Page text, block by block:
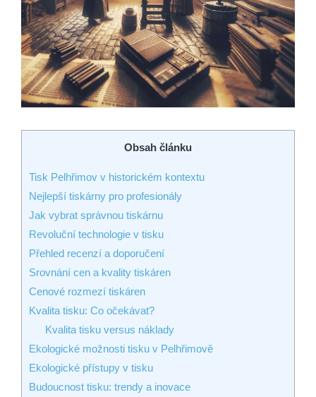
Obsah článku
Tisk Pelhřimov⁣ v ⁢historickém kontextu
Nejlepší tiskárny pro​ profesionály
Jak vybrat správnou tiskárnu
Revoluční technologie v​ tisku
Přehled recenzí a doporučení
Srovnání cen a kvality tiskáren
Cenové rozmezí⁣ tiskáren
Kvalita tisku: Co ⁤očekávat?
Kvalita ⁣tisku ⁢versus ​náklady
Ekologické možnosti ⁢tisku v Pelhřimově
Ekologické přístupy ‌v tisku
Budoucnost‌ tisku: trendy a inovace